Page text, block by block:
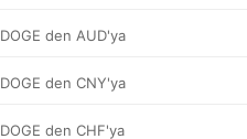
DOGE den AUD'ya
DOGE den CNY'ya
DOGE den CHF'ya